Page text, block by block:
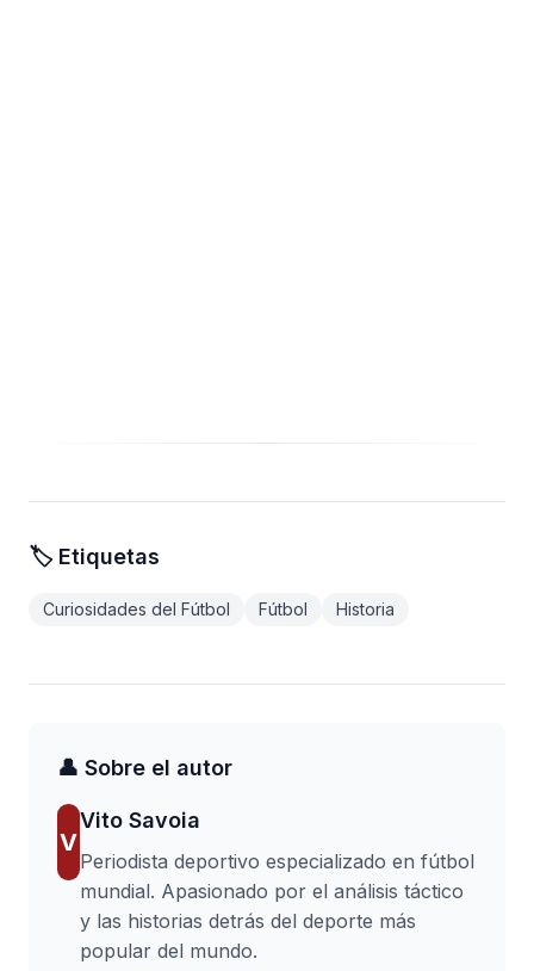
🏷️ Etiquetas
Curiosidades del Fútbol Fútbol Historia
👤 Sobre el autor
V
Vito Savoia
Periodista deportivo especializado en fútbol
mundial. Apasionado por el análisis táctico
y las historias detrás del deporte más
popular del mundo.